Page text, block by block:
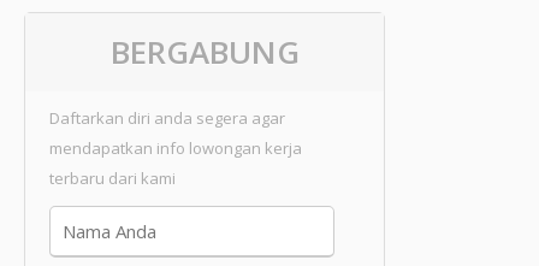
BERGABUNG
Daftarkan diri anda segera agar
mendapatkan info lowongan kerja
terbaru dari kami